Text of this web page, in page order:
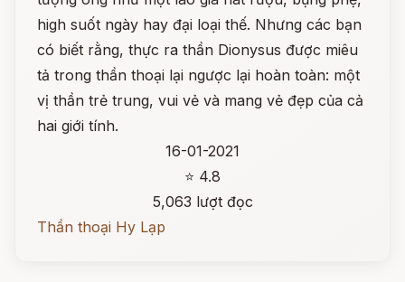
high suốt ngày hay đại loại thế. Nhưng các bạn
có biết rằng, thực ra thần Dionysus được miêu
tả trong thần thoại lại ngược lại hoàn toàn: một
vị thần trẻ trung, vui vẻ và mang vẻ đẹp của cả
hai giới tính.
16-01-2021
⭐ 4.8
5,063 lượt đọc
Thần thoại Hy Lạp